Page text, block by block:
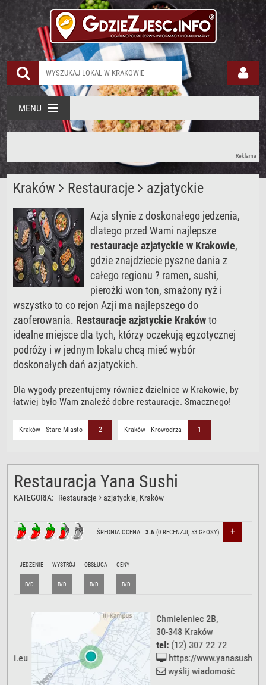
MENU
Reklama
Kraków Restauracje azjatyckie
Azja słynie z doskonałego jedzenia,
dlatego przed Wami najlepsze
restauracje azjatyckie w Krakowie,
gdzie znajdziecie pyszne dania z
całego regionu ? ramen, sushi,
pierożki won ton, smażony ryż i
wszystko to co rejon Azji ma najlepszego do
zaoferowania. Restauracje azjatyckie Krakówto
idealne miejsce dla tych, którzy oczekują egzotycznej
podróży i w jednym lokalu chcą mieć wybór
doskonałych dań azjatyckich.
Dla wygody prezentujemy również dzielnice w Krakowie, by
łatwiej było Wam znaleźć dobre restauracje. Smacznego!
Kraków - Stare Miasto 2 Kraków - Krowodrza 1
Restauracja Yana Sushi
KATEGORIA: Restauracje azjatyckie, Kraków
ŚREDNIA OCENA:3.6 (0 RECENZJI, 53 GŁOSY) +
JEDZENIE
B/D
WYSTRÓJ
B/D
OBSŁUGA
B/D
CENY
B/D
Chmieleniec 2B,
30-348 Kraków
tel: (12) 307 22 72
https://www.yanasushi.eu
wyślij wiadomość